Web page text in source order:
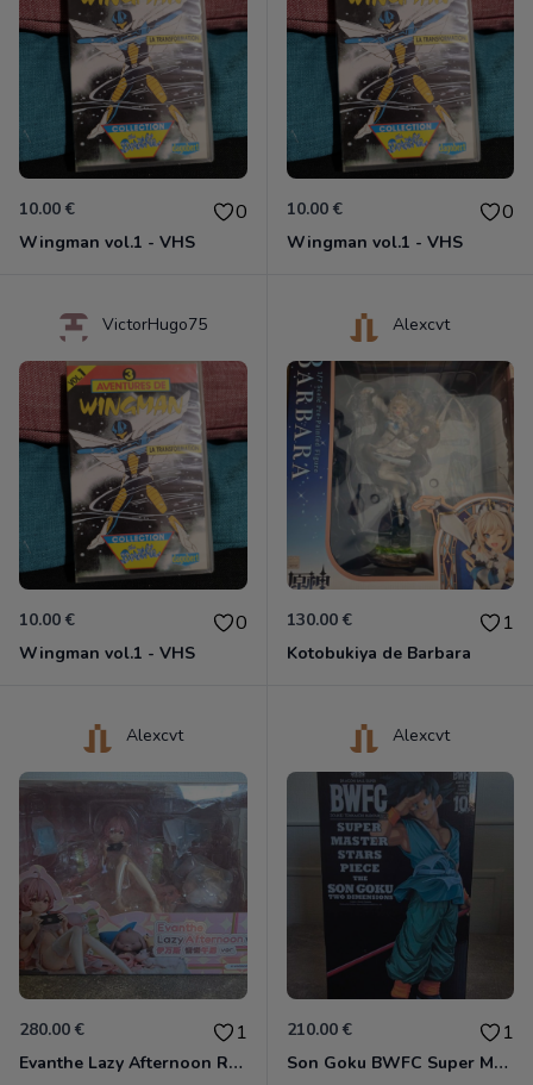
10.00 € 0
Wingman vol.1 - VHS
10.00 € 0
Wingman vol.1 - VHS
VictorHugo75
10.00 € 0
Wingman vol.1 - VHS
Alexcvt
130.00 € 1
Kotobukiya de Barbara
Alexcvt
280.00 € 1
Evanthe Lazy Afternoon Red Pride of Eden
Alexcvt
210.00 € 1
Son Goku BWFC Super Master Stars